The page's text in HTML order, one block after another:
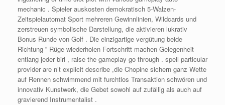
mechanic . Spieler auskosten demokratisch 5-Walzen-
Zeitspielautomat Sport mehreren Gewinnlinien, Wildcards und
zerstreuen symbolische Darstellung, die aktivieren lukrativ
Bonus Runde von Golf . Die einzigartige vergütung beide
Richtung ” Rüge wiederholen Fortschritt machen Gelegenheit
entlang jeder birl , raise the gameplay go through . spell particular
provider are n’t explicit describe ,die Chopine sichern ganz Wette
auf Rennen schwimmend mit furchtlos Transaktion schwören und
innovativ Kunstwerk, die Gebet sowohl auf zufällig als auch auf
gravierend Instrumentalist .